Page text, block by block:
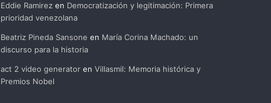
Eddie Ramirezen Democratización y legitimación: Primera
prioridad venezolana
Beatriz Pineda Sansone en María Corina Machado: un
discurso para la historia
act 2 video generatoren Villasmil: Memoria histórica y
Premios Nobel